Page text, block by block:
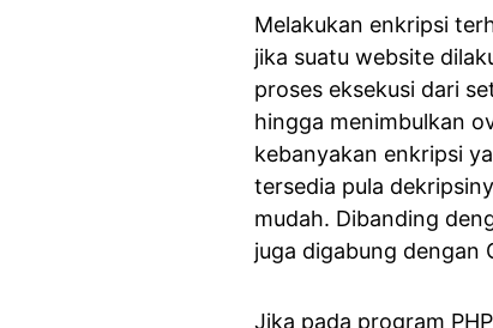
Melakukan enkripsi
jika suatu website
proses eksekusi dari
hingga menimbulkan
kebanyakan enkripsi
tersedia pula
mudah. Dibanding
juga digabung dengan
Jika pada program